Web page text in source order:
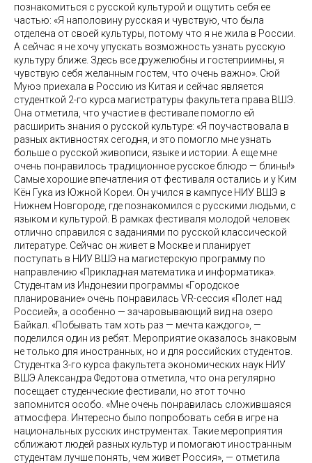
познакомиться с русской культурой и ощутить себя ее
частью: «Я наполовину русская и чувствую, что была
отделена от своей культуры, потому что я не жила в России.
А сейчас я не хочу упускать возможность узнать русскую
культуру ближе. Здесь все дружелюбны и гостеприимны, я
чувствую себя желанным гостем, что очень важно». Сюй
Муюэ приехала в Россию из Китая и сейчас является
студенткой 2-го курса магистратуры факультета права ВШЭ.
Она отметила, что участие в фестивале помогло ей
расширить знания о русской культуре: «Я поучаствовала в
разных активностях сегодня, и это помогло мне узнать
больше о русской живописи, языке и истории. А еще мне
очень понравилось традиционное русское блюдо — блины!»
Самые хорошие впечатления от фестиваля остались и у Ким
Кён Гука из Южной Кореи. Он учился в кампусе НИУ ВШЭ в
Нижнем Новгороде, где познакомился с русскими людьми, с
языком и культурой. В рамках фестиваля молодой человек
отлично справился с заданиями по русской классической
литературе. Сейчас он живет в Москве и планирует
поступать в НИУ ВШЭ на магистерскую программу по
направлению «Прикладная математика и информатика».
Студентам из Индонезии программы «Городское
планирование» очень понравилась VR-сессия «Полет над
Россией», а особенно — зачаровывающий вид на озеро
Байкал. «Побывать там хоть раз — мечта каждого», —
поделился один из ребят. Мероприятие оказалось знаковым
не только для иностранных, но и для российских студентов.
Студентка 3-го курса факультета экономических наук НИУ
ВШЭ Александра Федотова отметила, что она регулярно
посещает студенческие фестивали, но этот точно
запомнится особо. «Мне очень понравилась сложившаяся
атмосфера. Интересно было попробовать себя в игре на
национальных русских инструментах. Такие мероприятия
сближают людей разных культур и помогают иностранным
студентам лучше понять, чем живет Россия», — отметила